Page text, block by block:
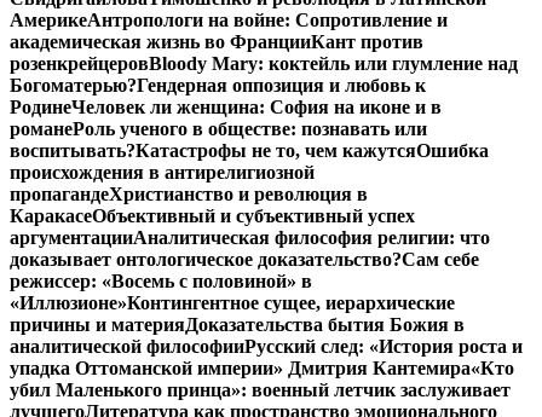
АмерикеАнтропологи на войне: Сопротивление и
академическая жизнь во ФранцииКант против
розенкрейцеровBloody Mary: коктейль или глумление над
Богоматерью?Гендерная оппозиция и любовь к
РодинеЧеловек ли женщина: София на иконе и в
романеРоль ученого в обществе: познавать или
воспитывать?Катастрофы не то, чем кажутсяОшибка
происхождения в антирелигиозной
пропагандеХристианство и революция в
КаракасеОбъективный и субъективный успех
аргументацииАналитическая философия религии: что
доказывает онтологическое доказательство?Сам себе
режиссер: «Восемь с половиной» в
«Иллюзионе»Контингентное сущее, иерархические
причины и материяДоказательства бытия Божия в
аналитической философииРусский след: «История роста и
упадка Оттоманской империи» Дмитрия Кантемира«Кто
убил Маленького принца»: военный летчик заслуживает
лучшегоЛитература как пространство эмоционального